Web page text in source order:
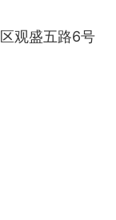
观盛五路6号